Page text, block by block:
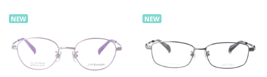
NEW NEW